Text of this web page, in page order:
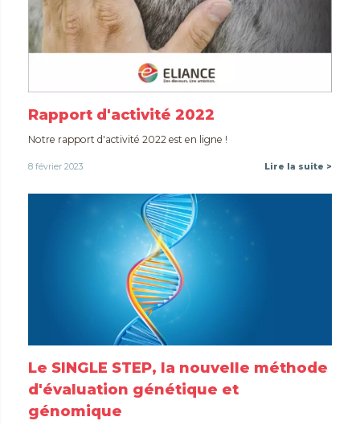
Rapport d'activité 2022
Notre rapport d'activité 2022 est en ligne !
8 février 2023 Lire la suite >
Le SINGLE STEP, la nouvelle méthode
d'évaluation génétique et
génomique